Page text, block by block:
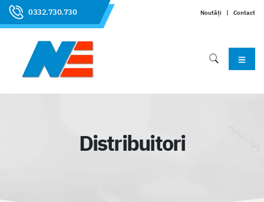
0332.730.730 Noutăți | Contact
Distribuitori